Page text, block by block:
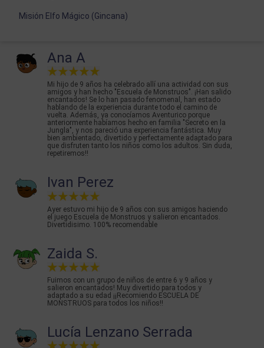
Misión Elfo Mágico (Gincana)
Ana A
Mi hijo de 9 años ha celebrado allí una actividad con sus
amigos y han hecho "Escuela de Monstruos". ¡Han salido
encantados! Se lo han pasado fenomenal, han estado
hablando de la experiencia durante todo el camino de
vuelta. Además, ya conocíamos Aventurico porque
anteriormente habíamos hecho en familia "Secreto en la
Jungla", y nos pareció una experiencia fantástica. Muy
bien ambientado, divertido y perfectamente adaptado para
que disfruten tanto los niños como los adultos. Sin duda,
repetiremos!!
Ivan Perez
Ayer estuvo mi hijo de 9 años con sus amigos haciendo
el juego Escuela de Monstruos y salieron encantados.
Divertidisimo. 100% recomendable
Zaida S.
Fuimos con un grupo de niños de entre 6 y 9 años y
salieron encantados! Muy divertido para todos y
adaptado a su edad ¡¡Recomiendo ESCUELA DE
MONSTRUOS para todos los niños!!
Lucía Lenzano Serrada